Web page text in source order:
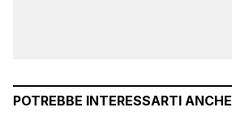
POTREBBE INTERESSARTI ANCHE